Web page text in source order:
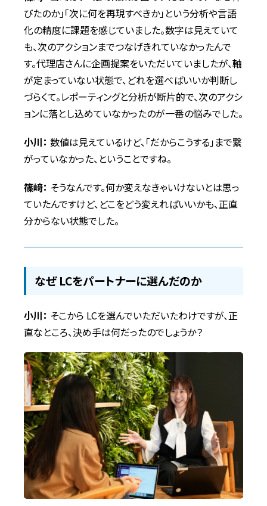
びたのか」「次に何を再現すべきか」という分析や言語
化の精度に課題を感じていました。数字は見えていて
も、次のアクションまでつなげきれていなかったんで
す。代理店さんに企画提案をいただいていましたが、軸
が定まっていない状態で、どれを選べばいいか判断し
づらくて。レポーティングと分析が断片的で、次のアクシ
ョンに落とし込めていなかったのが一番の悩みでした。
小川： 数値は見えているけど、「だからこうする」まで繋
がっていなかった、ということですね。
篠﨑： そうなんです。何か変えなきゃいけないとは思っ
ていたんですけど、どこをどう変えればいいかも、正直
分からない状態でした。
なぜ LCをパートナーに選んだのか
小川： そこから LCを選んでいただいたわけですが、正
直なところ、決め手は何だったのでしょうか？